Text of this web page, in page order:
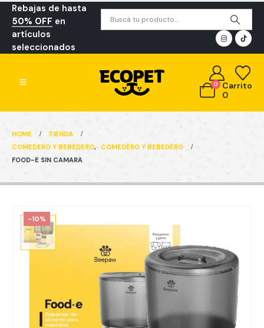
Rebajas de hasta
50% OFF en
artículos
seleccionados
0
Carrito
0
HOME
TIENDA
COMEDERO Y BEBEDERO,
COMEDERO Y BEBEDERO
FOOD-E SIN CAMARA
-10%